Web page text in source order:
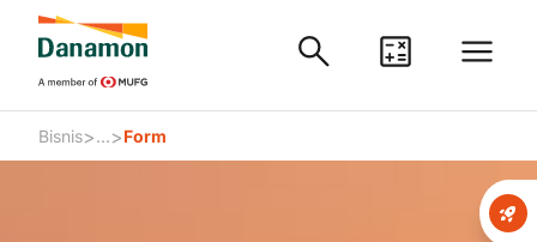
Bisnis>...>Form